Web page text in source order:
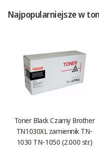
Najpopularniejsze w
Toner Black Czarny Brother
TN1030XL zamiennik TN-
1030 TN-1050 (2.000 str.)